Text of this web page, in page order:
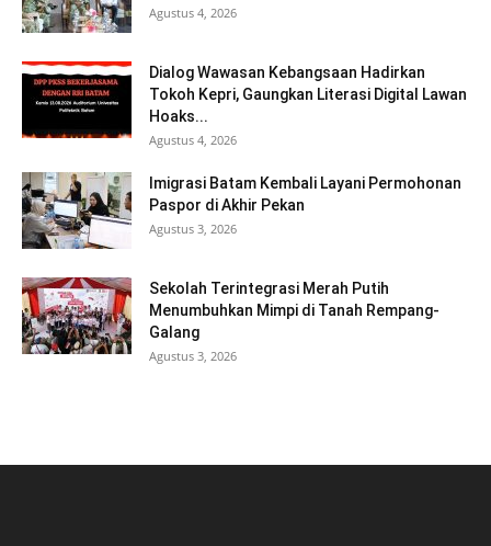
Agustus 4, 2026
Dialog Wawasan Kebangsaan Hadirkan
Tokoh Kepri, Gaungkan Literasi Digital Lawan
Hoaks...
Agustus 4, 2026
Imigrasi Batam Kembali Layani Permohonan
Paspor di Akhir Pekan
Agustus 3, 2026
Sekolah Terintegrasi Merah Putih
Menumbuhkan Mimpi di Tanah Rempang-
Galang
Agustus 3, 2026